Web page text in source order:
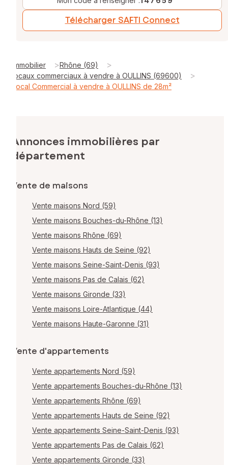
Télécharger SAFTI Connect
Immobilier >Rhône (69) >
locaux commerciaux à vendre à OULLINS (69600) >
Local Commercial à vendre à OULLINS de 28m²
Annonces immobilières par
département
Vente de maisons
Vente maisons Nord (59)
Vente maisons Bouches-du-Rhône (13)
Vente maisons Rhône (69)
Vente maisons Hauts de Seine (92)
Vente maisons Seine-Saint-Denis (93)
Vente maisons Pas de Calais (62)
Vente maisons Gironde (33)
Vente maisons Loire-Atlantique (44)
Vente maisons Haute-Garonne (31)
Vente d'appartements
Vente appartements Nord (59)
Vente appartements Bouches-du-Rhône (13)
Vente appartements Rhône (69)
Vente appartements Hauts de Seine (92)
Vente appartements Seine-Saint-Denis (93)
Vente appartements Pas de Calais (62)
Vente appartements Gironde (33)